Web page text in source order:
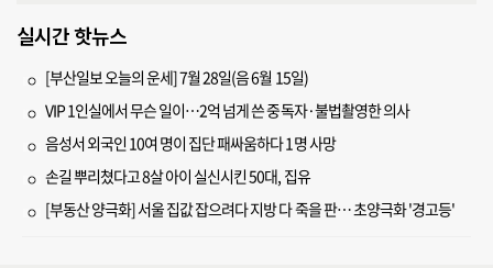
실시간 핫뉴스
[부산일보 오늘의 운세] 7월 28일(음 6월 15일)
VIP 1인실에서 무슨 일이…2억 넘게 쓴 중독자·불법촬영한 의사
음성서 외국인 10여 명이 집단 패싸움하다 1명 사망
손길 뿌리쳤다고 8살 아이 실신시킨 50대, 집유
[부동산 양극화] 서울 집값 잡으려다 지방 다 죽을 판… 초양극화 '경고등'